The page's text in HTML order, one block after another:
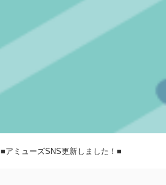
■アミューズSNS更新しました！■